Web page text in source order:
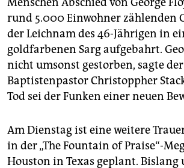
rund 5.000 Einwohner zählenden
der Leichnam des 46-Jährigen in
goldfarbenen Sarg aufgebahrt.
nicht umsonst gestorben, sagte der
Baptistenpastor Christoppher
Tod sei der Funken einer neuen
Am Dienstag ist eine weitere
in der „The Fountain of Praise“-
Houston in Texas geplant.